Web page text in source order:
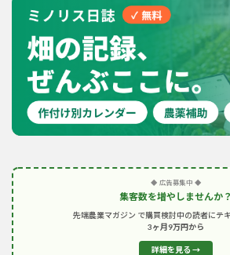
◆ 広告募集中 ◆
集客数を増やしませんか？
先端農業マガジン で購買検討中の読者にテ
3ヶ月9万円から
詳細を見る →